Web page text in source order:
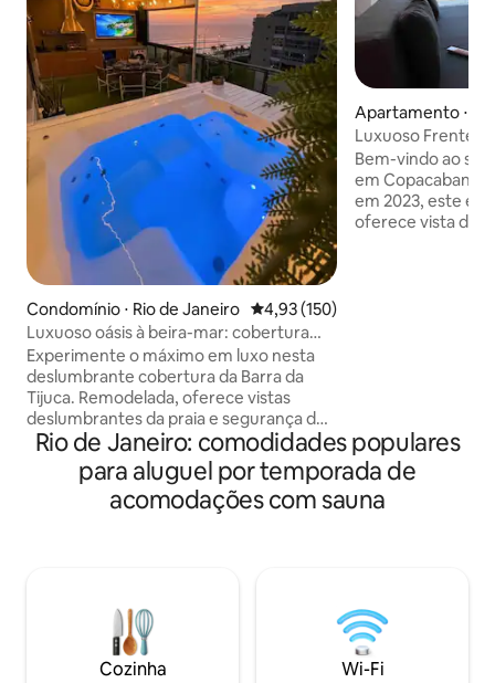
Condomínio ⋅ Rio de Janeiro 4,93 de uma avaliação média de
4,93 (150)
Luxuoso oásis à beira-mar: cobertura
renovada!
Experimente o máximo em luxo nesta
deslumbrante cobertura da Barra da
Tijuca. Remodelada, oferece vistas
deslumbrantes da praia e segurança de
primeira linha, oferece piscina, sauna,
academia e muito mais. Dois andares: 1º
- quarto, banheiro. 2º - sala de estar,
lavabo, cozinha e uma área ao ar livre se
deliciar com um extraordinário paraíso à
beira-mar nesta luxuosa cobertura.
Reserve agora!
Apartamento ⋅
o
Luxuoso Frente
Rooftop -
Bem-vindo ao
em Copacabana!
em 2023, este
oferece vista
Janeiro.
Rio de Janeiro: comodidades populares
para aluguel por temporada de
acomodações com sauna
Cozinha Wi-Fi